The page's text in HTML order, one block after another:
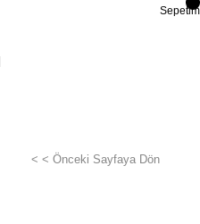
Sepetim
< < Önceki Sayfaya Dön